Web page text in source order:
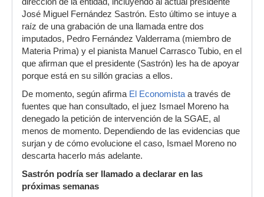
José Miguel Fernández Sastrón. Esto último se intuye a
raíz de una grabación de una llamada entre dos
imputados, Pedro Fernández Valderrama (miembro de
Materia Prima) y el pianista Manuel Carrasco Tubio, en el
que afirman que el presidente (Sastrón) les ha de apoyar
porque está en su sillón gracias a ellos.
De momento, según afirma El Economista a través de
fuentes que han consultado, el juez Ismael Moreno ha
denegado la petición de intervención de la SGAE, al
menos de momento. Dependiendo de las evidencias que
surjan y de cómo evolucione el caso, Ismael Moreno no
descarta hacerlo más adelante.
Sastrón podría ser llamado a declarar en las
próximas semanas